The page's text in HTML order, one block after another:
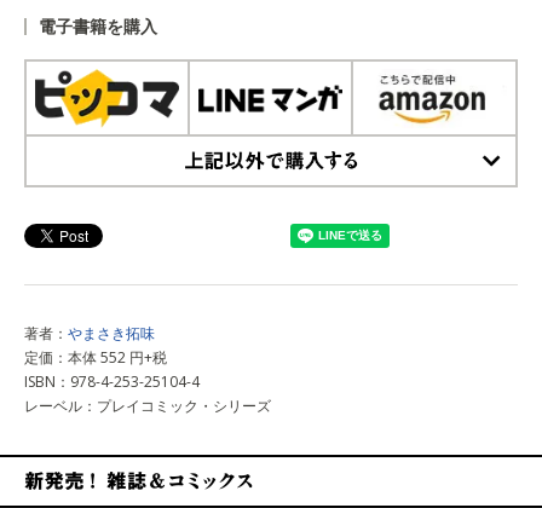
電子書籍を購入
著者： やまさき拓味
定価：本体 552 円+税
ISBN：978-4-253-25104-4
レーベル：プレイコミック・シリーズ